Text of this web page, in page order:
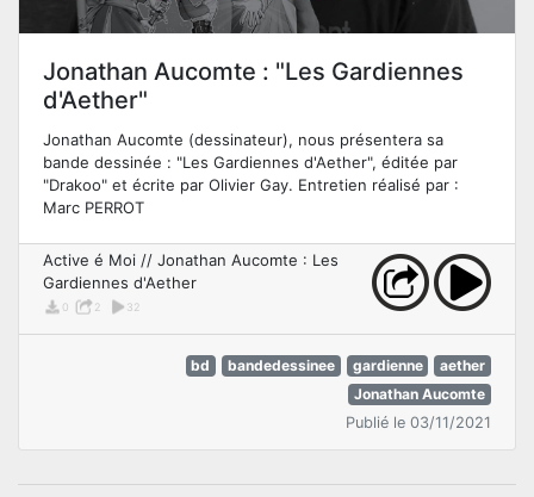
Jonathan Aucomte : "Les Gardiennes
d'Aether"
Jonathan Aucomte (dessinateur), nous présentera sa
bande dessinée : "Les Gardiennes d'Aether", éditée par
"Drakoo" et écrite par Olivier Gay. Entretien réalisé par :
Marc PERROT
Active é Moi // Jonathan Aucomte : Les
Gardiennes d'Aether
0 2 32
bd bandedessinee gardienne
aether
Jonathan Aucomte
Publié le 03/11/2021